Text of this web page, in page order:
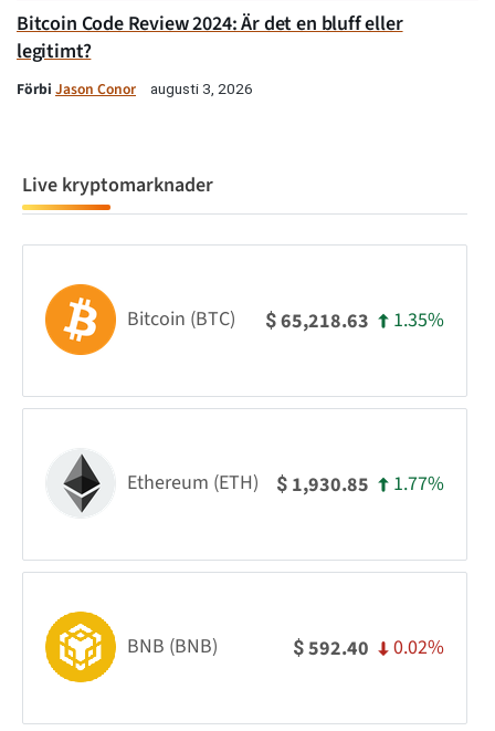
Bitcoin Code Review 2024: Är det en bluff eller
legitimt?
Förbi Jason Conor augusti 3, 2026
Live kryptomarknader
Bitcoin (BTC) $65,218.63 1.35%
Ethereum (ETH) $ 1,930.85 1.77%
BNB (BNB) $592.40 0.02%